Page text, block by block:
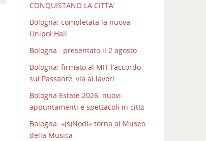
CONQUISTANO LA CITTA’
Bologna: completata la nuova
Unipol Hall
Bologna : presentato il 2 agosto
Bologna: firmato al MIT l’accordo
sul Passante, via ai lavori
Bologna Estate 2026: nuovi
appuntamenti e spettacoli in città
Bologna: «(s)Nodi» torna al Museo
della Musica